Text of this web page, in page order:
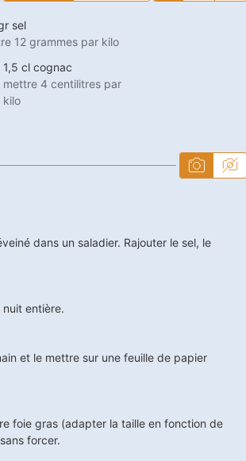
sel
12 grammes par kilo
1,5 cl cognac
mettre 4 centilitres par
kilo
dans un saladier. Rajouter le sel, le
entière.
et le mettre sur une feuille de papier
foie gras (adapter la taille en fonction de
forcer.